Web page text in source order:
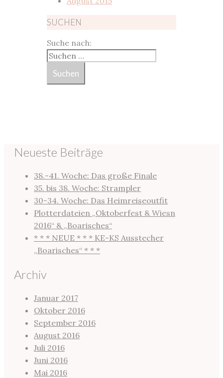
SUCHEN
Suche nach:
Neueste Beiträge
38.-41. Woche: Das große Finale
35. bis 38. Woche: Strampler
30-34. Woche: Das Heimreiseoutfit
Plotterdateien „Oktoberfest & Wiesn
2016“ & „Boarisches“
* * * NEUE * * * KE-KS Ausstecher
„Boarisches“ * * *
Archiv
Januar 2017
Oktober 2016
September 2016
August 2016
Juli 2016
Juni 2016
Mai 2016